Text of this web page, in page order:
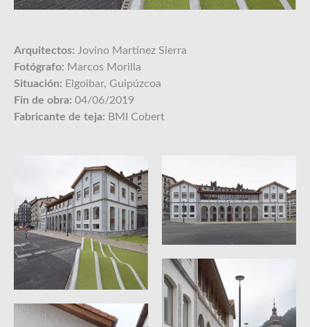
Arquitectos: Jovino Martínez Sierra
Fotógrafo: Marcos Morilla
Situación: Elgoibar, Guipúzcoa
Fin de obra: 04/06/2019
Fabricante de teja: BMI Cobert